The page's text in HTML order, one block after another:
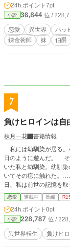
24h.ポイント 7pt
小説 36,844 位 /
恋愛 異世界 ハッ
錬金術師
妹 伯爵
7
負けヒロインは自
秋月一花
書籍情報
私には幼馴染が居る。
日のように遊んだ。 そ
いた私と幼馴染。幼馴
いてその痣に触れた。
日、私は前世の記憶を
六歳の誕生日に旅立つ
き残ったものの、勇者
謂『負けヒロイン』に
けヒロイン!? そもそも
る私に、とある精霊が
容と同じにしなくても
恋愛 連載中 長編
24h.ポイント 0pt
小説 228,787 位 /
異世界転生 負けヒ